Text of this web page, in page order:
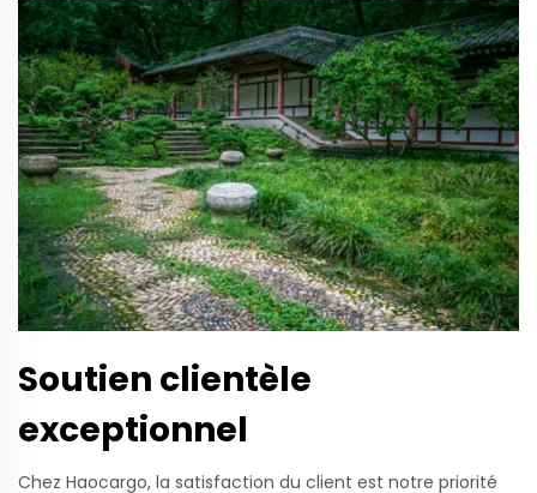
Soutien clientèle
exceptionnel
Chez Haocargo, la satisfaction du client est notre priorité